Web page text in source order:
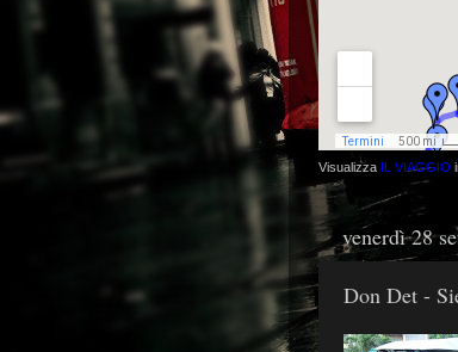
Visualizza IL VIAGGIO
venerdì 28
Don Det -